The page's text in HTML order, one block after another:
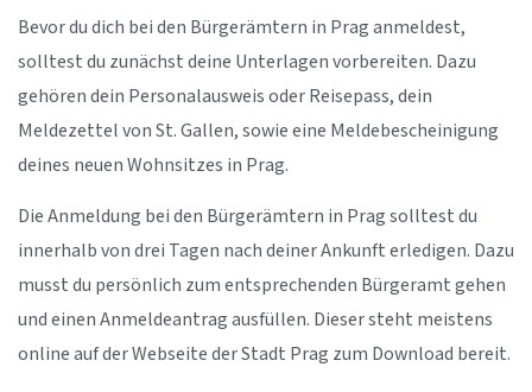
Bevor du dich bei den Bürgerämtern in Prag anmeldest,
solltest du zunächst deine Unterlagen vorbereiten. Dazu
gehören dein Personalausweis oder Reisepass, dein
Meldezettel von St. Gallen, sowie eine Meldebescheinigung
deines neuen Wohnsitzes in Prag.
Die Anmeldung bei den Bürgerämtern in Prag solltest du
innerhalb von drei Tagen nach deiner Ankunft erledigen. Dazu
musst du persönlich zum entsprechenden Bürgeramt gehen
und einen Anmeldeantrag ausfüllen. Dieser steht meistens
online auf der Webseite der Stadt Prag zum Download bereit.